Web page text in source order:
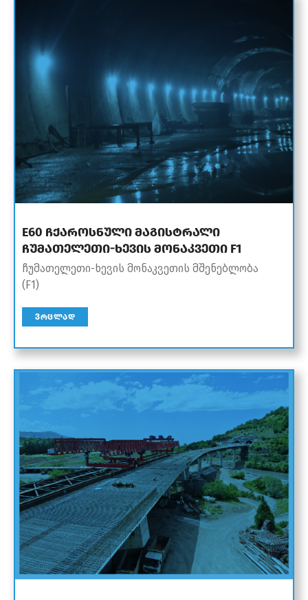
E60 ჩქაროსნული მაგისტრალი
ჩუმათელეთი-ხევის მონაკვეთი F1
ჩუმათელეთი-ხევის მონაკვეთის მშენებლობა
(F1)
ᲕᲠᲪᲚᲐᲓ